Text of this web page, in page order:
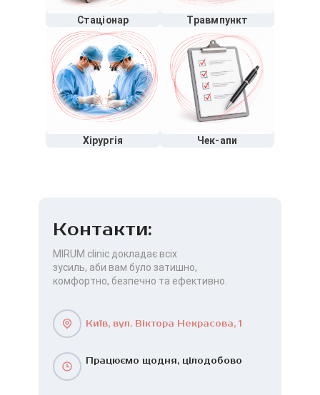
Стаціонар Травмпункт
Хірургія Чек-апи
Контакти:
MIRUM clinic докладає всіх
зусиль, аби вам було затишно,
комфортно, безпечно та ефективно.
Київ, вул. Віктора Некрасова, 1
Працюємо щодня, цілодобово